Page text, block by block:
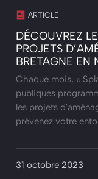
ARTICLE
DÉCOUVREZ
PROJETS
BRETAGNE EN
Chaque mois, «
publiques
les projets
prévenez votre
31 octobre 2023